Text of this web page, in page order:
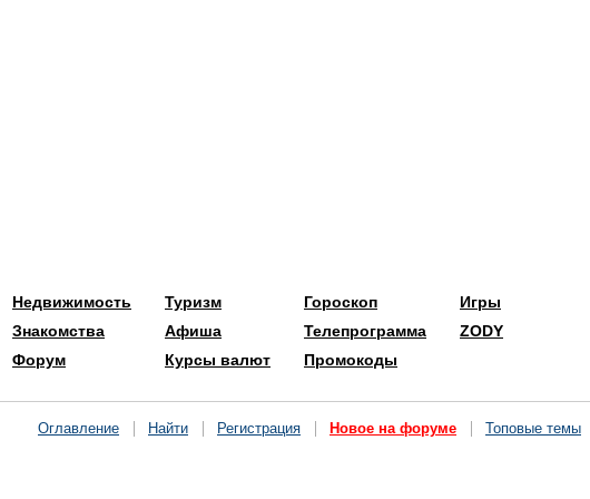
Недвижимость
Знакомства
Форум
Туризм
Афиша
Курсы валют
Гороскоп
Телепрограмма
Промокоды
Игры
ZODY
Оглавление Найти Регистрация Новое на форуме Топовые темы